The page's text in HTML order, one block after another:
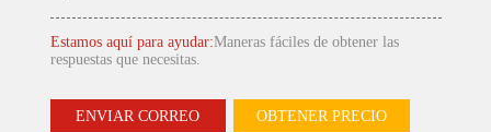
Estamos aquí para ayudar:Maneras fáciles de obtener las
respuestas que necesitas.
ENVIAR CORREO OBTENER PRECIO